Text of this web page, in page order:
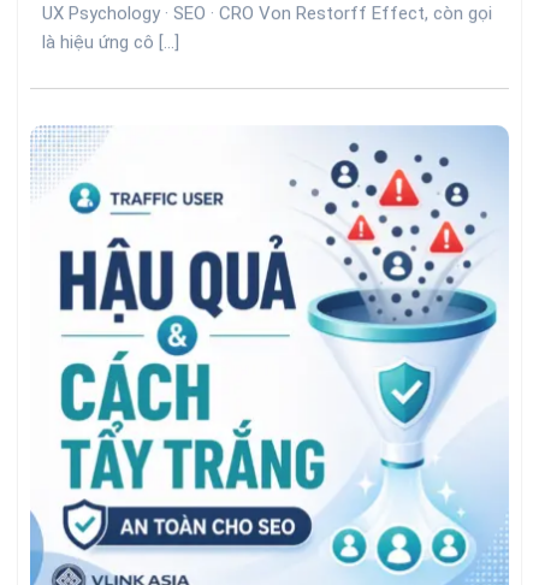
UX Psychology · SEO · CRO Von Restorff Effect, còn gọi
là hiệu ứng cô [...]